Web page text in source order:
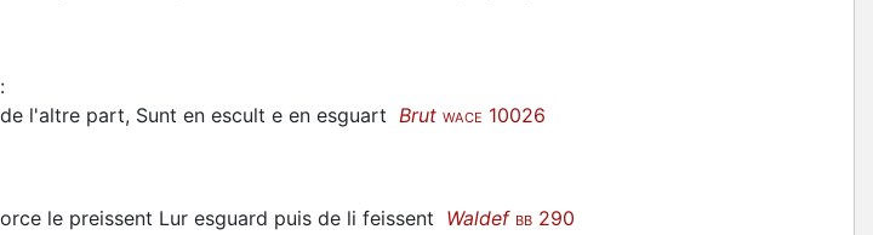
:
l'altre part, Sunt en escult e en esguart Brut WACE 10026
le preissent Lur esguard puis de li feissent Waldef BB 290